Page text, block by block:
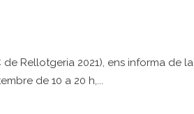
Rellotgeria 2021), ens informa de la
de 10 a 20 h,...